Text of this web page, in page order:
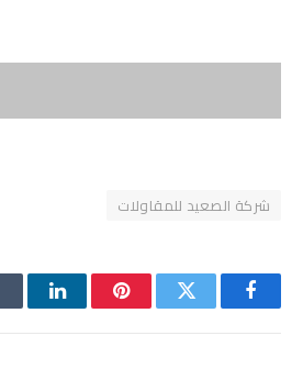
شركة الصعيد للمقاولات
فيسبوكتويتر بينتيريستلينكدإن